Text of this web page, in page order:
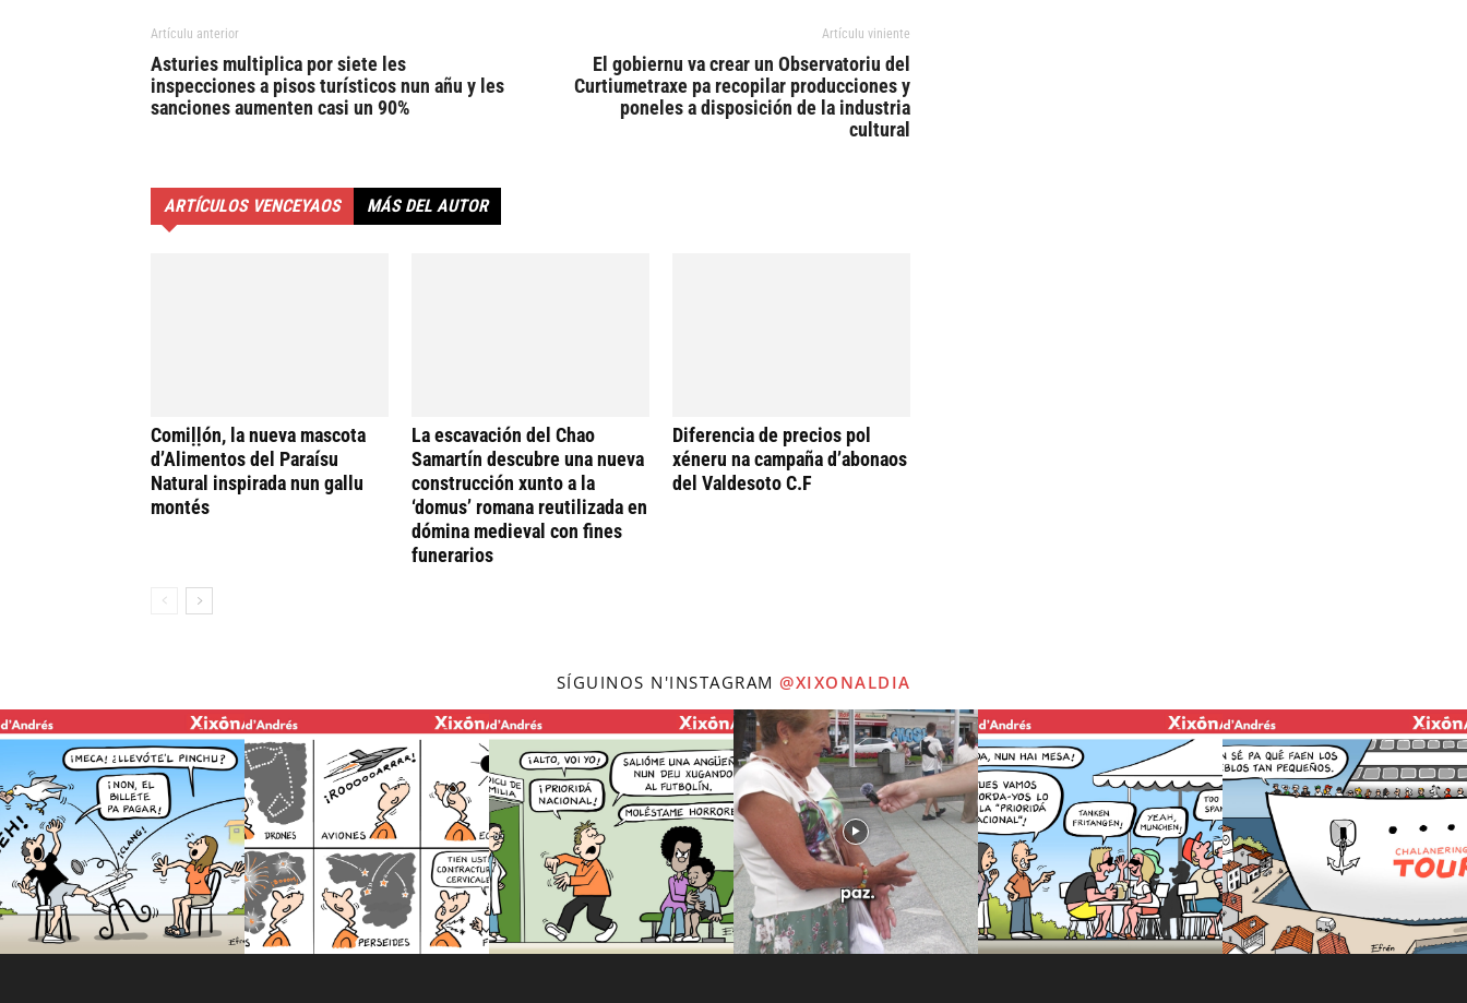
Artículu anterior
Asturies multiplica por siete les
inspecciones a pisos turísticos nun añu y les
sanciones aumenten casi un 90%
Artículu viniente
El gobiernu va crear un Observatoriu del
Curtiumetraxe pa recopilar producciones y
poneles a disposición de la industria
cultural
ARTÍCULOS VENCEYAOS MÁS DEL AUTOR
Comiḷḷón, la nueva mascota
d’Alimentos del Paraísu
Natural inspirada nun gallu
montés
La escavación del Chao
Samartín descubre una nueva
construcción xunto a la
‘domus’ romana reutilizada en
dómina medieval con fines
funerarios
Diferencia de precios pol
xéneru na campaña d’abonaos
del Valdesoto C.F
SÍGUINOS N'INSTAGRAM @XIXONALDIA